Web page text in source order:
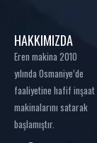
HAKKIMIZDA
Eren makina 2010
yılında Osmaniye’de
faaliyetine hafif inşaat
makinalarını satarak
başlamıştır.